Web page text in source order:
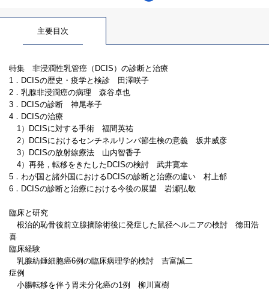
主要目次
特集 非浸潤性乳管癌（DCIS）の診断と治療
1．DCISの歴史・疫学と検診 田澤咲子
2．乳腺非浸潤癌の病理 森谷卓也
3．DCISの診断 神尾孝子
4．DCISの治療
1）DCISに対する手術 福間英祐
2）DCISにおけるセンチネルリンパ節生検の意義 坂井威彦
3）DCISの放射線療法 山内智香子
4）再発，転移をきたしたDCISの検討 武井寛幸
5．わが国と諸外国におけるDCISの診断と治療の違い 村上郁
6．DCISの診断と治療における今後の展望 岩瀬弘敬
臨床と研究
根治的恥骨後前立腺摘除術後に発症した鼠径ヘルニアの検討 徳田浩
喜
臨床経験
乳腺紡錘細胞癌6例の臨床病理学的検討 吉富誠二
症例
小腸転移を伴う胃未分化癌の1例 柳川直樹